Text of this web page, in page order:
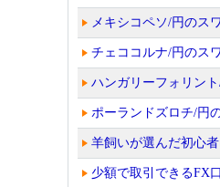
メキシコペソ/円のス
チェココルナ/円のス
ハンガリーフォリン
ポーランドズロチ/円
羊飼いが選んだ初心
少額で取引できるFX